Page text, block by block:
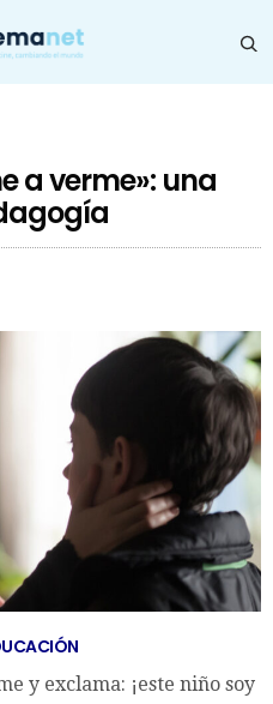
a verme»: una
y exclama: ¡este niño soy